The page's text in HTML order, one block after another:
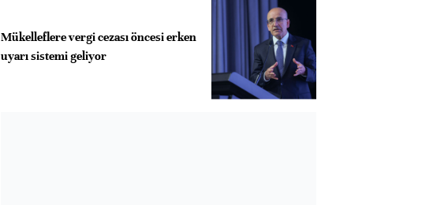
Mükelleflere vergi cezası öncesi erken
uyarı sistemi geliyor